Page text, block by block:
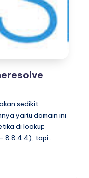
sedikit
yaitu domain ini
di lookup
8.8.4.4), tapi…